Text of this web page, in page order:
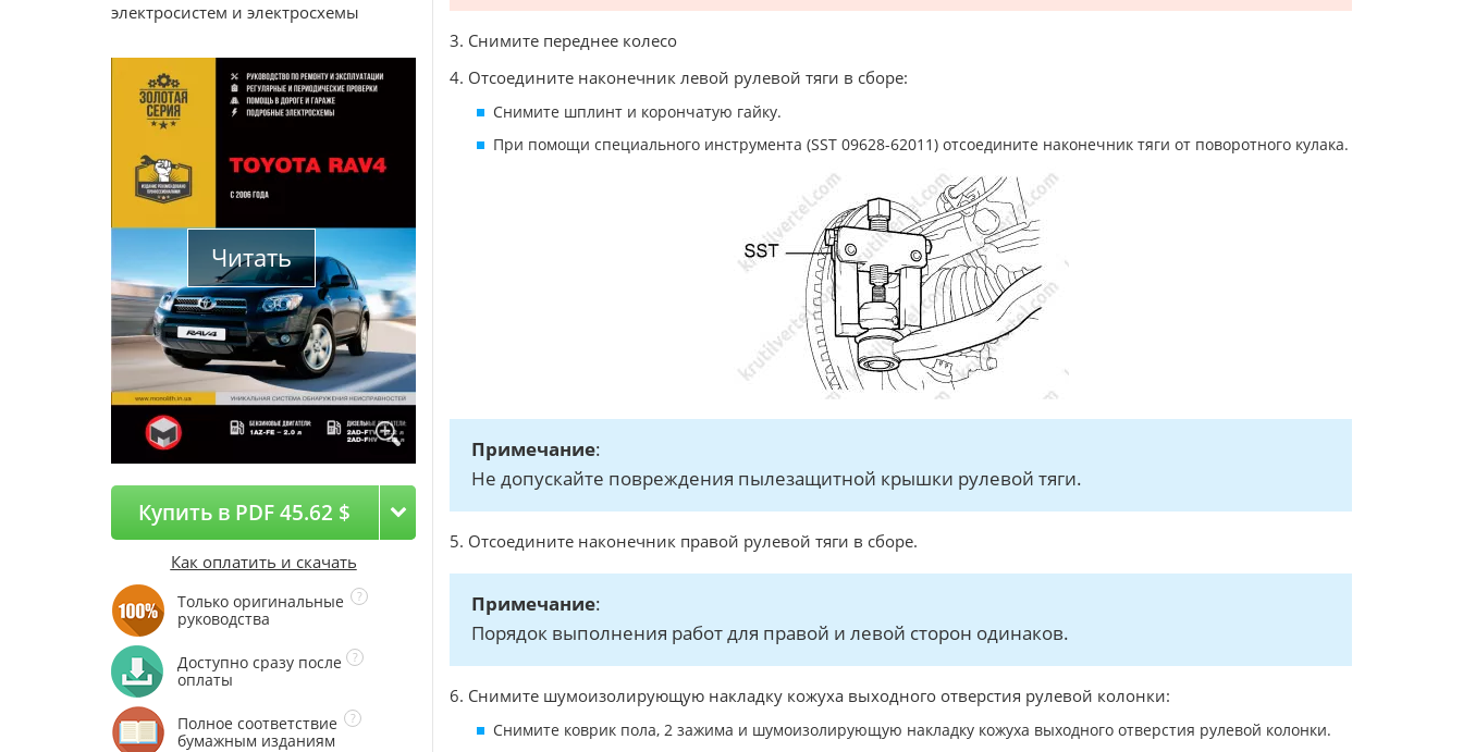
электросистем и электросхемы
Читать
Купить в PDF 45.62 $
Как оплатить и скачать
Только оригинальные
руководства
Доступно сразу после
оплаты
Полное соответствие
бумажным изданиям
3. Снимите переднее колесо
4. Отсоедините наконечник левой рулевой тяги в сборе:
Снимите шплинт и корончатую гайку.
При помощи специального инструмента (SST 09628-62011) отсоедините наконечник тяги от поворотного кулака.
Примечание:
Не допускайте повреждения пылезащитной крышки рулевой тяги.
5. Отсоедините наконечник правой рулевой тяги в сборе.
Примечание:
Порядок выполнения работ для правой и левой сторон одинаков.
6. Снимите шумоизолирующую накладку кожуха выходного отверстия рулевой колонки:
Снимите коврик пола, 2 зажима и шумоизолирующую накладку кожуха выходного отверстия рулевой колонки.